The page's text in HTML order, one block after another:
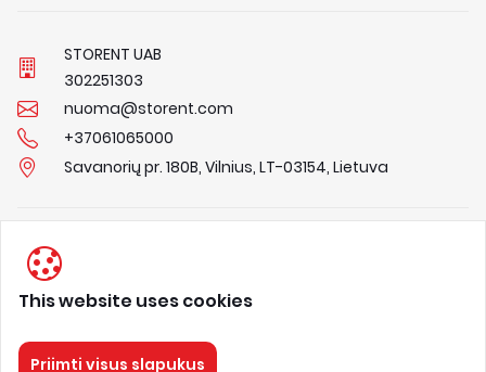
STORENT UAB
302251303
nuoma@storent.com
+37061065000
Savanorių pr. 180B, Vilnius, LT-03154, Lietuva
Privacy Policy
About us
This website uses cookies
Priimti visus slapukus